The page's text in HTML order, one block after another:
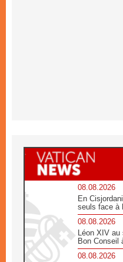
08.08.2026
En
seuls face à
08.08.2026
Léon XIV au
Bon Conseil
08.08.2026